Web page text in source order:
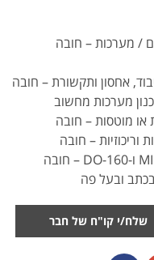
/ מערכות – חובה
אחסון ותקשורת – חובה
או תכנון מערכות מחשוב
או מוטסות – חובה
וריכוזיות – חובה
ובעל פה
שלח/י קו"ח של חבר